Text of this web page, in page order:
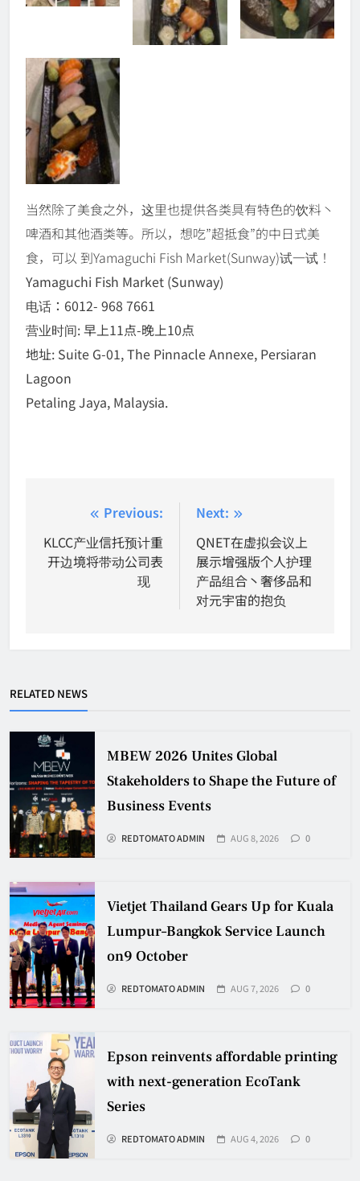
当然除了美食之外，这里也提供各类具有特色的饮料丶
啤酒和其他酒类等。所以，想吃”超抵食”的中日式美
食，可以 到Yamaguchi Fish Market(Sunway)试一试！
Yamaguchi Fish Market (Sunway)
电话：6012- 968 7661
营业时间: 早上11点-晚上10点
地址: Suite G-01, The Pinnacle Annexe, Persiaran
Lagoon
Petaling Jaya, Malaysia.
navigation
Previous:
KLCC产业信托预计重
开边境将带动公司表
现
Next:
QNET在虚拟会议上
展示增强版个人护理
产品组合丶奢侈品和
对元宇宙的抱负
RELATED NEWS
MBEW 2026 Unites Global
Stakeholders to Shape the Future of
Business Events
REDTOMATO ADMIN AUG 8, 2026 0
Vietjet Thailand Gears Up for Kuala
Lumpur–Bangkok Service Launch
on9 October
REDTOMATO ADMIN AUG 7, 2026 0
Epson reinvents affordable printing
with next-generation EcoTank
Series
REDTOMATO ADMIN AUG 4, 2026 0